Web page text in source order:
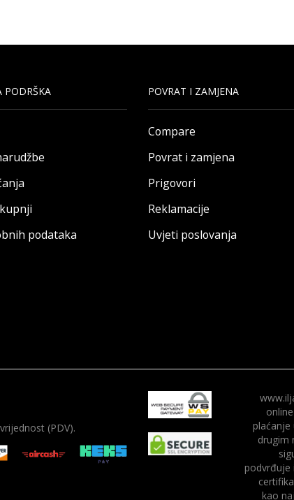
PODRŠKA
podataka
POVRAT I ZAMJENA
Compare
Povrat i zamjena
Prigovori
Reklamacije
Uvjeti poslovanja
(PDV).
drugim
podvrđuje
kao